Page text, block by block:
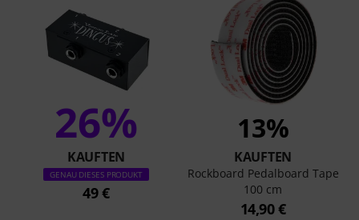
26%
KAUFTEN
GENAU DIESES PRODUKT
49 €
13%
KAUFTEN
Rockboard Pedalboard Tape
100 cm
14,90 €